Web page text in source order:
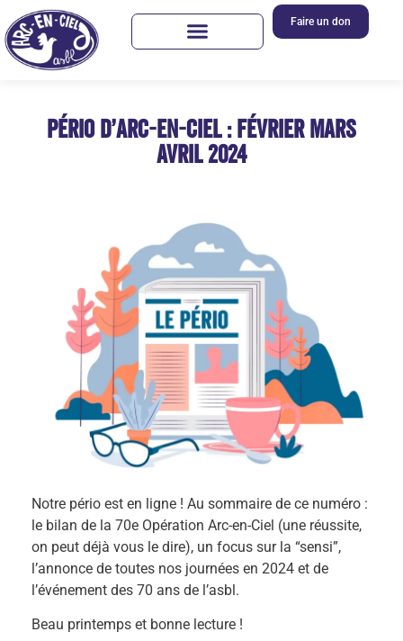
Faire un don
Pério d’Arc-en-Ciel : février mars
avril 2024
Notre pério est en ligne ! Au sommaire de ce numéro :
le bilan de la 70e Opération Arc-en-Ciel (une réussite,
on peut déjà vous le dire), un focus sur la “sensi”,
l’annonce de toutes nos journées en 2024 et de
l’événement des 70 ans de l’asbl.
Beau printemps et bonne lecture !